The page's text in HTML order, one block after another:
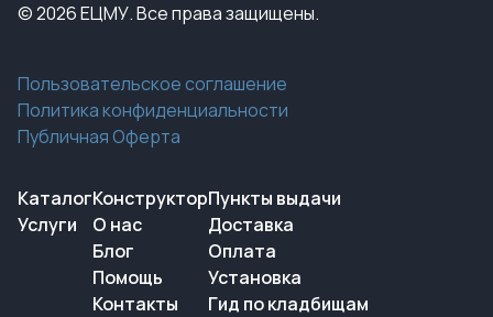
© 2026 ЕЦМУ. Все права защищены.
Пользовательское соглашение
Политика конфиденциальности
Публичная Оферта
Каталог
Услуги
Конструктор
О нас
Блог
Помощь
Контакты
Пункты выдачи
Доставка
Оплата
Установка
Гид по кладбищам